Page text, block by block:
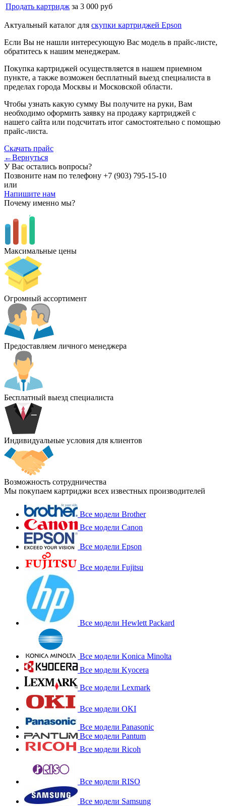
Продать картридж за 3 000 руб
Актуальный каталог для скупки картриджей Epson
Если Вы не нашли интересующую Вас модель в прайс-листе,
обратитесь к нашим менеджерам.
Покупка картриджей осуществляется в нашем приемном
пункте, а также возможен бесплатный выезд специалиста в
пределах города Москвы и Московской области.
Чтобы узнать какую сумму Вы получите на руки, Вам
необходимо оформить заявку на продажу картриджей с
нашего сайта или подсчитать итог самостоятельно с помощью
прайс-листа.
Скачать прайс
←Вернуться
У Вас остались вопросы?
Позвоните нам по телефону +7 (903) 795-15-10
или
Напишите нам
Почему именно мы?
Максимальные цены
Огромный ассортимент
Предоставляем личного менеджера
Бесплатный выезд специалиста
Индивидуальные условия для клиентов
Возможность сотрудничества
Мы покупаем картриджи всех известных производителей
Все модели Brother
Все модели Canon
Все модели Epson
Все модели Fujitsu
Все модели Hewlett Packard
Все модели Konica Minolta
Все модели Kyocera
Все модели Lexmark
Все модели OKI
Все модели Panasonic
Все модели Pantum
Все модели Ricoh
Все модели RISO
Все модели Samsung